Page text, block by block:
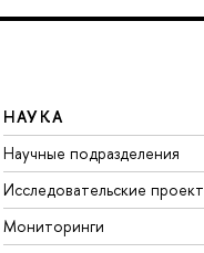
НАУКА
Научные подразделения
Исследовательские
Мониторинги